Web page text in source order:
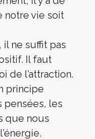
notre vie soit
, il ne suffit pas
Il faut
de l’attraction.
principe
les
que nous